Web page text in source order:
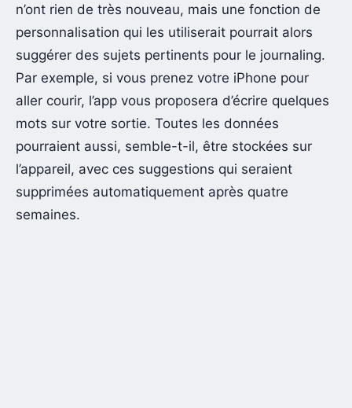
n’ont rien de très nouveau, mais une fonction de
personnalisation qui les utiliserait pourrait alors
suggérer des sujets pertinents pour le journaling.
Par exemple, si vous prenez votre iPhone pour
aller courir, l’app vous proposera d’écrire quelques
mots sur votre sortie. Toutes les données
pourraient aussi, semble-t-il, être stockées sur
l’appareil, avec ces suggestions qui seraient
supprimées automatiquement après quatre
semaines.